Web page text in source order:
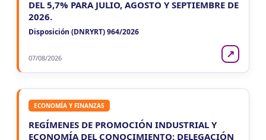
DEL 5,7% PARA JULIO, AGOSTO Y SEPTIEMBRE DE
2026.
Disposición (DNRYRT) 964/2026
07/08/2026 ↗
ECONOMÍA Y FINANZAS
REGÍMENES DE PROMOCIÓN INDUSTRIAL Y
ECONOMÍA DEL CONOCIMIENTO: DELEGACIÓN